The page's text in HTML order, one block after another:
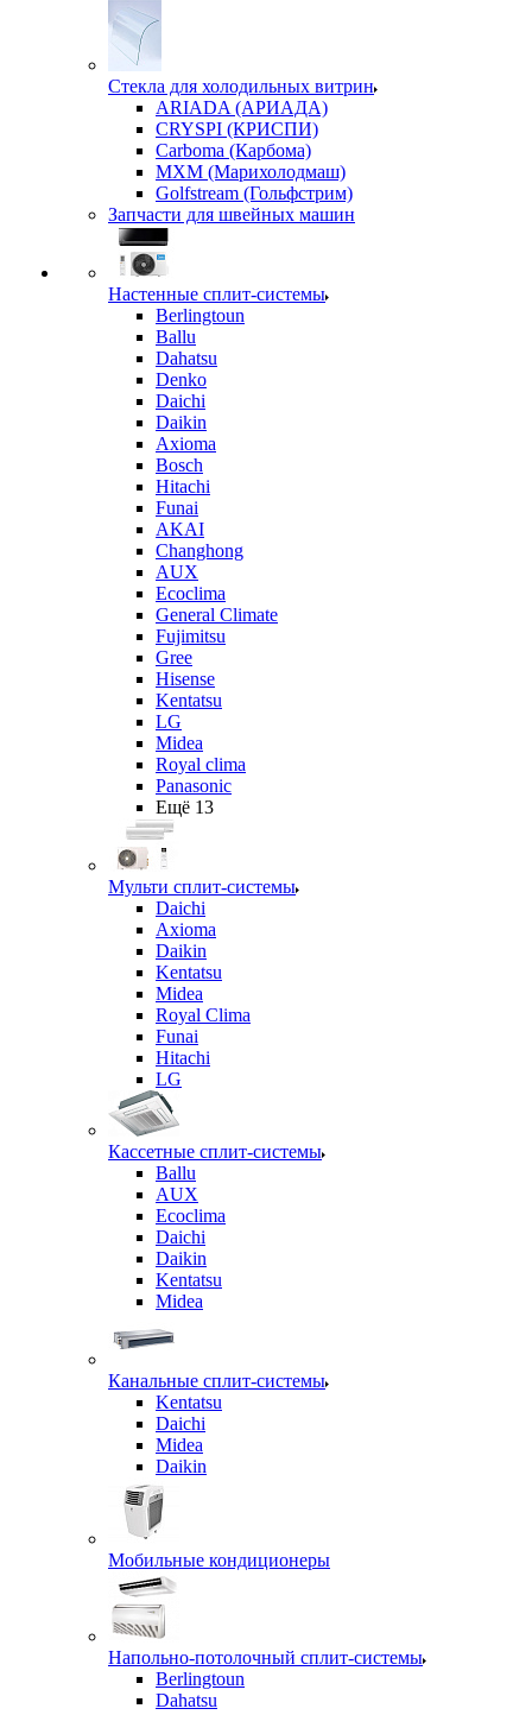
Стекла для холодильных витрин
ARIADA (АРИАДА)
CRYSPI (КРИСПИ)
Carboma (Карбома)
MXM (Марихолодмаш)
Golfstream (Гольфстрим)
Запчасти для швейных машин
Настенные сплит-системы
Berlingtoun
Ballu
Dahatsu
Denko
Daichi
Daikin
Axioma
Bosch
Hitachi
Funai
AKAI
Changhong
AUX
Ecoclima
General Climate
Fujimitsu
Gree
Hisense
Kentatsu
LG
Midea
Royal clima
Panasonic
Ещё 13
Мульти сплит-системы
Daichi
Axioma
Daikin
Kentatsu
Midea
Royal Clima
Funai
Hitachi
LG
Кассетные сплит-системы
Ballu
AUX
Ecoclima
Daichi
Daikin
Kentatsu
Midea
Канальные сплит-системы
Kentatsu
Daichi
Midea
Daikin
Мобильные кондиционеры
Напольно-потолочный сплит-системы
Berlingtoun
Dahatsu